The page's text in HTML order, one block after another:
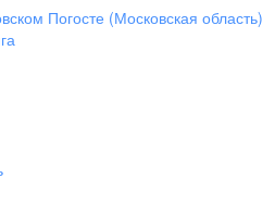
Погосте (Московская область)